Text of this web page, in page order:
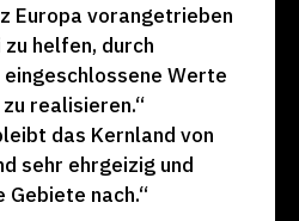
Europa vorangetrieben
helfen, durch
Werte
realisieren.“
das Kernland von
sehr ehrgeizig und
nach.“